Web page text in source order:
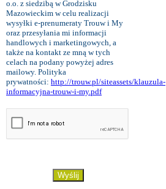
o.o. z siedzibą w Grodzisku
Mazowieckim w celu realizacji
wysyłki e-prenumeraty Trouw i My
oraz przesyłania mi informacji
handlowych i marketingowych, a
także na kontakt ze mną w tych
celach na podany powyżej adres
mailowy. Polityka
prywatności: http://trouw.pl/siteassets/klauzula-
informacyjna-trouw-i-my.pdf